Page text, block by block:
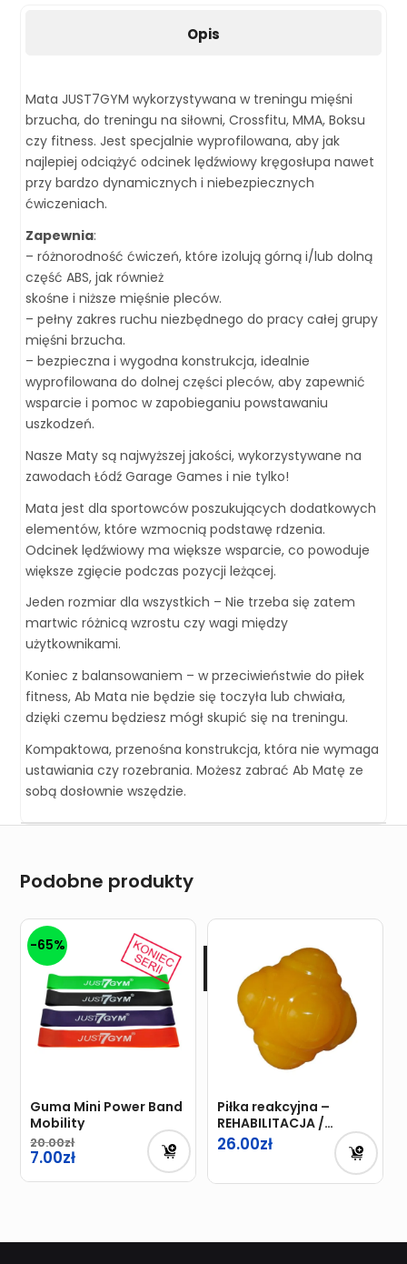
Opis
Mata JUST7GYM wykorzystywana w treningu mięśni
brzucha, do treningu na siłowni, Crossfitu, MMA, Boksu
czy fitness. Jest specjalnie wyprofilowana, aby jak
najlepiej odciążyć odcinek lędźwiowy kręgosłupa nawet
przy bardzo dynamicznych i niebezpiecznych
ćwiczeniach.
Zapewnia:
– różnorodność ćwiczeń, które izolują górną i/lub dolną
część ABS, jak również
skośne i niższe mięśnie pleców.
– pełny zakres ruchu niezbędnego do pracy całej grupy
mięśni brzucha.
– bezpieczna i wygodna konstrukcja, idealnie
wyprofilowana do dolnej części pleców, aby zapewnić
wsparcie i pomoc w zapobieganiu powstawaniu
uszkodzeń.
Nasze Maty są najwyższej jakości, wykorzystywane na
zawodach Łódź Garage Games i nie tylko!
Mata jest dla sportowców poszukujących dodatkowych
elementów, które wzmocnią podstawę rdzenia.
Odcinek lędźwiowy ma większe wsparcie, co powoduje
większe zgięcie podczas pozycji leżącej.
Jeden rozmiar dla wszystkich – Nie trzeba się zatem
martwic różnicą wzrostu czy wagi między
użytkownikami.
Koniec z balansowaniem – w przeciwieństwie do piłek
fitness, Ab Mata nie będzie się toczyła lub chwiała,
dzięki czemu będziesz mógł skupić się na treningu.
Kompaktowa, przenośna konstrukcja, która nie wymaga
ustawiania czy rozebrania. Możesz zabrać Ab Matę ze
sobą dosłownie wszędzie.
Podobne produkty
-65%
Guma Mini Power Band
Mobility
20.00
7.00
Piłka reakcyjna –
REHABILITACJA /
LACROSSE
26.00